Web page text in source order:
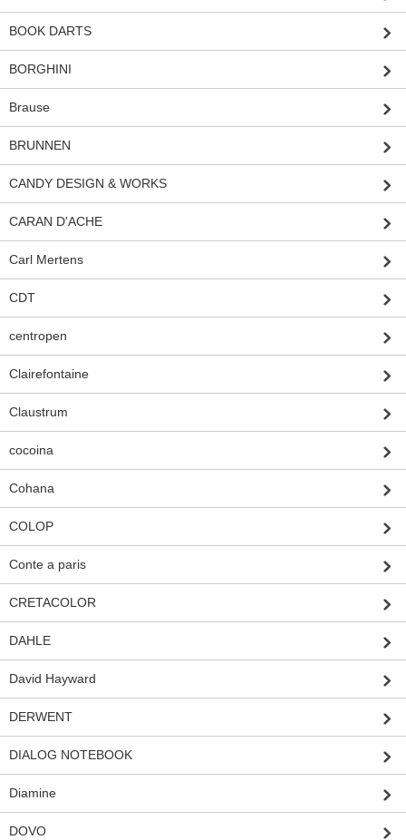
BOOK DARTS
BORGHINI
Brause
BRUNNEN
CANDY DESIGN & WORKS
CARAN D'ACHE
Carl Mertens
CDT
centropen
Clairefontaine
Claustrum
cocoina
Cohana
COLOP
Conte a paris
CRETACOLOR
DAHLE
David Hayward
DERWENT
DIALOG NOTEBOOK
Diamine
DOVO